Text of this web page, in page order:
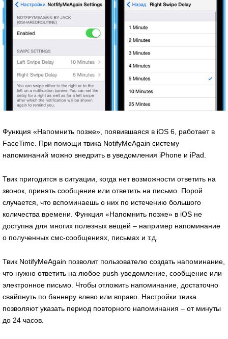
Функция «Напомнить позже», появившаяся в iOS 6, работает в
FaceTime. При помощи твика NotifyMeAgain систему
напоминаний можно внедрить в уведомления iPhone и iPad.
Твик пригодится в ситуации, когда нет возможности ответить на
звонок, принять сообщение или ответить на письмо. Порой
случается, что вспоминаешь о них по истечению большого
количества времени. Функция «Напомнить позже» в iOS не
доступна для многих полезных вещей – например напоминание
о полученных смс-сообщениях, письмах и т.д.
Твик NotifyMeAgain позволит пользователю создать напоминание,
что нужно ответить на любое push-уведомление, сообщение или
электронное письмо. Чтобы отложить напоминание, достаточно
свайпнуть по баннеру влево или вправо. Настройки твика
позволяют указать период повторного напоминания – от минуты
до 24 часов.